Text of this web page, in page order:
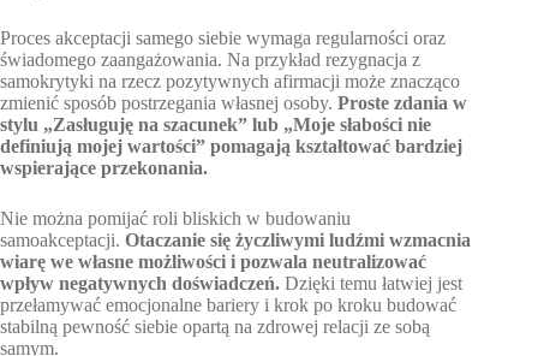
Proces akceptacji samego siebie wymaga regularności oraz
świadomego zaangażowania. Na przykład rezygnacja z
samokrytyki na rzecz pozytywnych afirmacji może znacząco
zmienić sposób postrzegania własnej osoby. Proste zdania w
stylu „Zasługuję na szacunek” lub „Moje słabości nie
definiują mojej wartości” pomagają kształtować bardziej
wspierające przekonania.
Nie można pomijać roli bliskich w budowaniu
samoakceptacji. Otaczanie się życzliwymi ludźmi wzmacnia
wiarę we własne możliwości i pozwala neutralizować
wpływ negatywnych doświadczeń. Dzięki temu łatwiej jest
przełamywać emocjonalne bariery i krok po kroku budować
stabilną pewność siebie opartą na zdrowej relacji ze sobą
samym.